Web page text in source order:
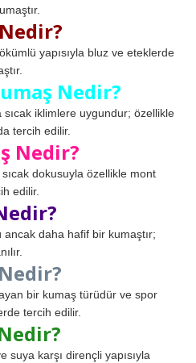
yapısıyla bluz ve eteklerde
Nedir?
sıcak iklimlere uygundur; özellikle
tercih edilir.
Nedir?
dokusuyla özellikle mont
edilir.
daha hafif bir kumaştır;
bir kumaş türüdür ve spor
tercih edilir.
suya karşı dirençli yapısıyla